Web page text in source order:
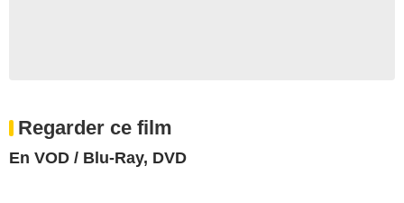
Regarder ce film
En VOD / Blu-Ray, DVD